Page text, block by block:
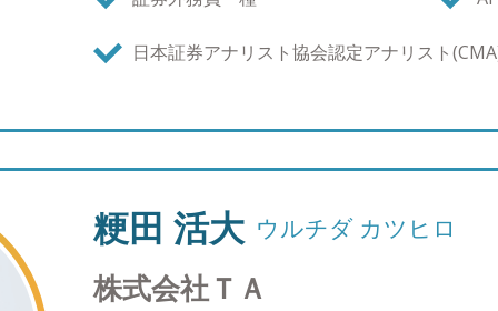
よりの生きがい。読書、映画鑑賞、フィットネス
月11日時点）】 新型コロナウイルスの影響は当
考までに整理させていただきます。今回は単なる
く、実際の企業業績に直接的損害をもたらし、本
しまう（今期赤字決算）企業も多数出ると思われ
年・10年の長期的視点で見れば継続保有で大丈夫
日本証券アナリスト協会認定アナリスト
粳田 活大 ウルチダ カツヒロ
株式会社ＴＡ